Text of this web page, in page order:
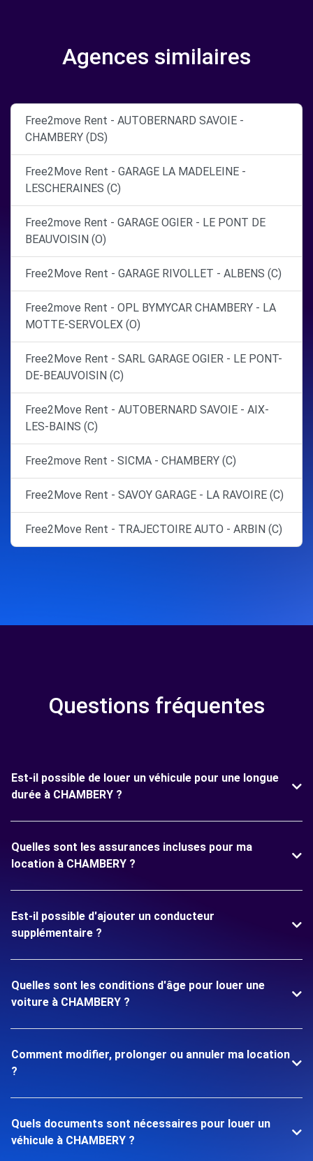
Agences similaires
Free2move Rent - AUTOBERNARD SAVOIE -
CHAMBERY (DS)
Free2Move Rent - GARAGE LA MADELEINE -
LESCHERAINES (C)
Free2move Rent - GARAGE OGIER - LE PONT DE
BEAUVOISIN (O)
Free2Move Rent - GARAGE RIVOLLET - ALBENS (C)
Free2move Rent - OPL BYMYCAR CHAMBERY - LA
MOTTE-SERVOLEX (O)
Free2Move Rent - SARL GARAGE OGIER - LE PONT-
DE-BEAUVOISIN (C)
Free2Move Rent - AUTOBERNARD SAVOIE - AIX-
LES-BAINS (C)
Free2move Rent - SICMA - CHAMBERY (C)
Free2Move Rent - SAVOY GARAGE - LA RAVOIRE (C)
Free2Move Rent - TRAJECTOIRE AUTO - ARBIN (C)
Questions fréquentes
Est-il possible de louer un véhicule pour une longue
durée à CHAMBERY ?
Quelles sont les assurances incluses pour ma
location à CHAMBERY ?
Est-il possible d'ajouter un conducteur
supplémentaire ?
Quelles sont les conditions d'âge pour louer une
voiture à CHAMBERY ?
Comment modifier, prolonger ou annuler ma location
?
Quels documents sont nécessaires pour louer un
véhicule à CHAMBERY ?